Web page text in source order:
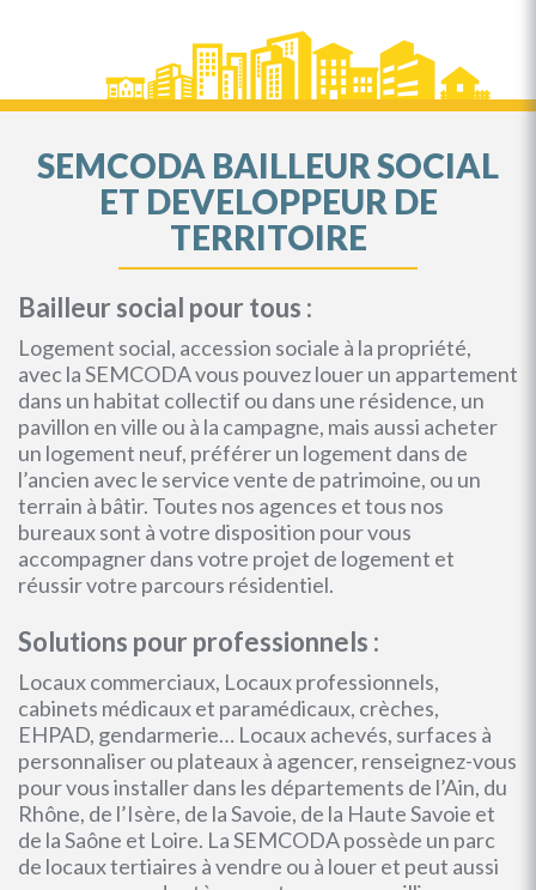
SEMCODA BAILLEUR SOCIAL
ET DEVELOPPEUR DE
TERRITOIRE
Bailleur social pour tous :
Logement social, accession sociale à la propriété,
avec la SEMCODA vous pouvez louer un appartement
dans un habitat collectif ou dans une résidence, un
pavillon en ville ou à la campagne, mais aussi acheter
un logement neuf, préférer un logement dans de
l’ancien avec le service vente de patrimoine, ou un
terrain à bâtir. Toutes nos agences et tous nos
bureaux sont à votre disposition pour vous
accompagner dans votre projet de logement et
réussir votre parcours résidentiel.
Solutions pour professionnels :
Locaux commerciaux, Locaux professionnels,
cabinets médicaux et paramédicaux, crèches,
EHPAD, gendarmerie… Locaux achevés, surfaces à
personnaliser ou plateaux à agencer, renseignez-vous
pour vous installer dans les départements de l’Ain, du
Rhône, de l’Isère, de la Savoie, de la Haute Savoie et
de la Saône et Loire. La SEMCODA possède un parc
de locaux tertiaires à vendre ou à louer et peut aussi